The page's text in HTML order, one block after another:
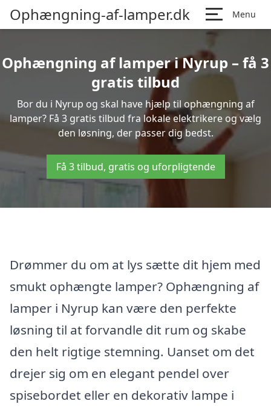
Ophængning-af-lamper.dk Menu
Ophængning af lamper i Nyrup – få 3
gratis tilbud
Bor du i Nyrup og skal have hjælp til ophængning af
lamper? Få 3 gratis tilbud fra lokale elektrikere og vælg
den løsning, der passer dig bedst.
Få 3 tilbud, gratis og uforpligtende
Drømmer du om at lys sætte dit hjem med
smukt ophængte lamper? Ophængning af
lamper i Nyrup kan være den perfekte
løsning til at forvandle dit rum og skabe
den helt rigtige stemning. Uanset om det
drejer sig om en elegant pendel over
spisebordet eller en dekorativ lampe i